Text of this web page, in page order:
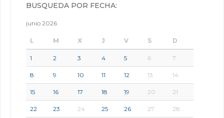
BÚSQUEDA POR FECHA:
junio 2026
L M X J V S D
1 2 3 4 5 6 7
8 9 10 11 12 13 14
15 16 17 18 19 20 21
22 23 24 25 26 27 28